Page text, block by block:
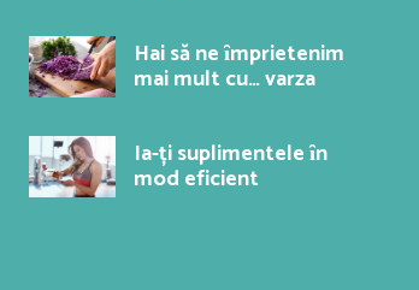
Hai să ne ȋmprietenim
mai mult cu… varza
Ia-ți suplimentele ȋn
mod eficient